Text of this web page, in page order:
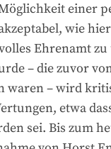
einer
wie
Ehrenamt
– die zuvor
waren – wird
etwa
sei. Bis zum